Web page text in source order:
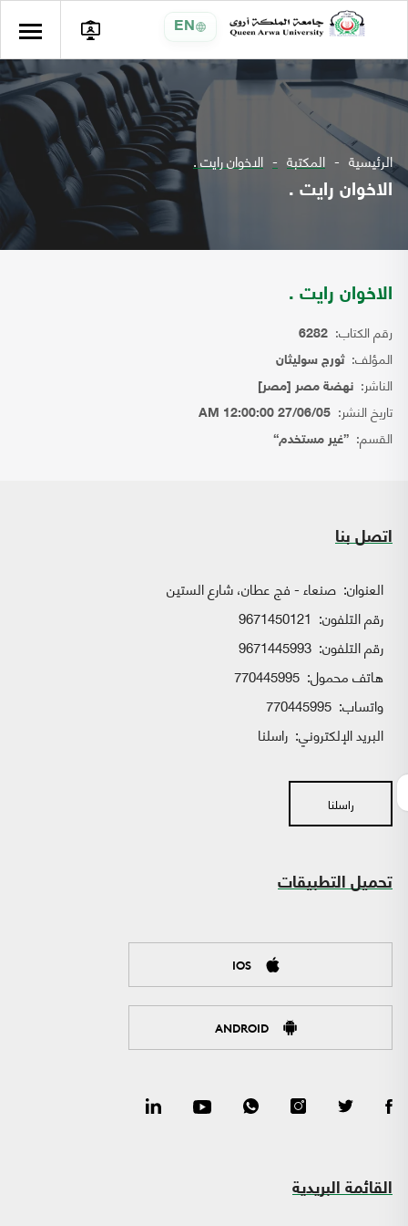
EN
الرئيسية المكتبة الاخوان رايت .
الاخوان رايت .
الاخوان رايت .
رقم الكتاب: 6282
المؤلف:ثورج سوليثان
الناشر: نهضة مصر [مصر]
تاريخ النشر: 27/06/05 12:00:00 AM
القسم: {غير مستخدم}
اتصل بنا
العنوان: صنعاء - فج عطان، شارع الستين
رقم التلفون: 9671450121
رقم التلفون: 9671445993
هاتف محمول: 770445995
واتساب:
البريد الإلكتروني: راسلنا
راسلنا
تحميل التطبيقات
IOS
ANDROID
القائمة البريدية